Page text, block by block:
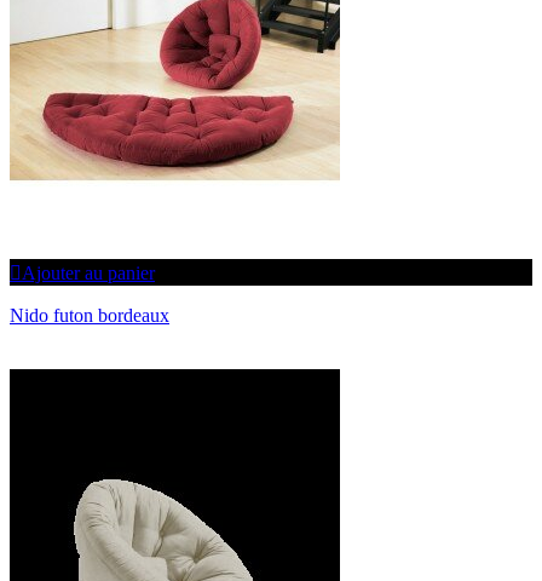
Ajouter au panier
Nido futon bordeaux